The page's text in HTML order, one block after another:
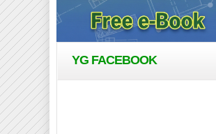
YG FACEBOOK